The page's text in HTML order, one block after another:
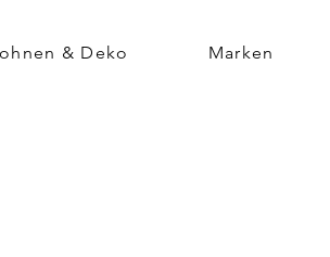
& Deko Marken